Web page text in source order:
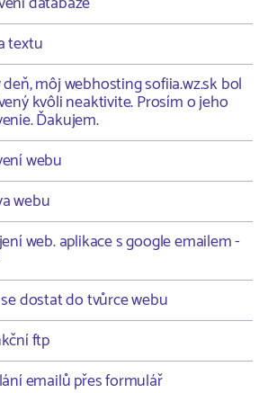
textu
môj webhosting sofiia.wz.sk bol
kvôli neaktivite. Prosím o jeho
Ďakujem.
webu
webu
web. aplikace s google emailem -
dostat do tvůrce webu
ftp
emailů přes formulář